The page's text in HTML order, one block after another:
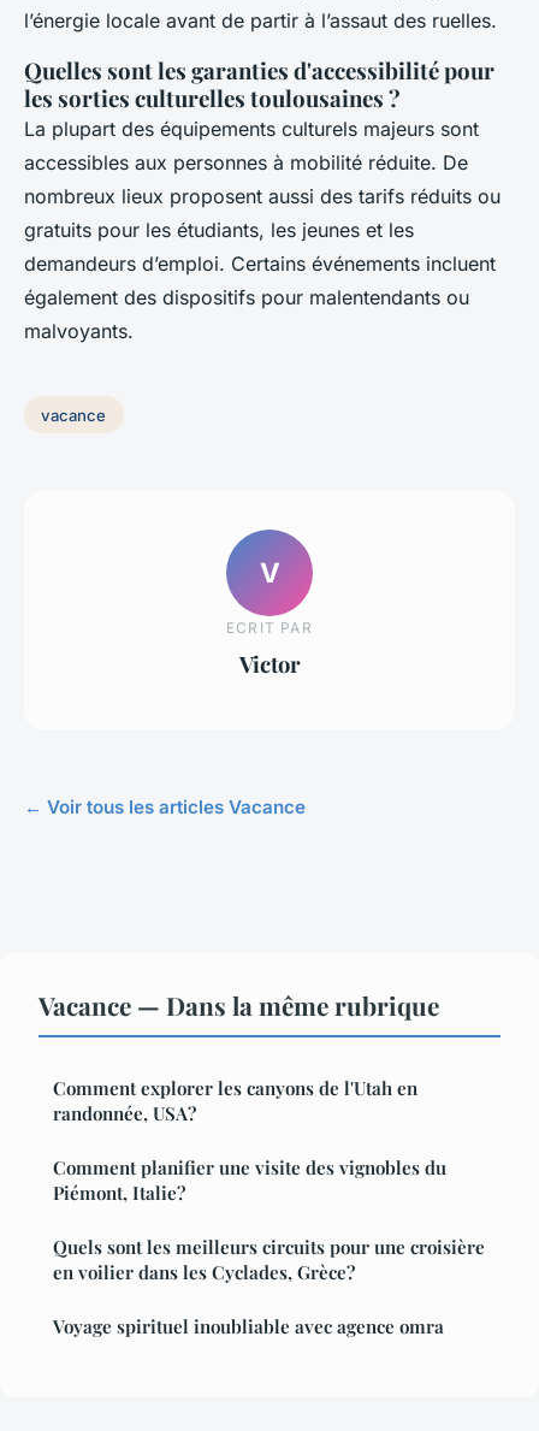
l’énergie locale avant de partir à l’assaut des ruelles.
Quelles sont les garanties d'accessibilité pour
les sorties culturelles toulousaines ?
La plupart des équipements culturels majeurs sont
accessibles aux personnes à mobilité réduite. De
nombreux lieux proposent aussi des tarifs réduits ou
gratuits pour les étudiants, les jeunes et les
demandeurs d’emploi. Certains événements incluent
également des dispositifs pour malentendants ou
malvoyants.
vacance
V
ECRIT PAR
Victor
← Voir tous les articles Vacance
Vacance — Dans la même rubrique
Comment explorer les canyons de l'Utah en
randonnée, USA?
Comment planifier une visite des vignobles du
Piémont, Italie?
Quels sont les meilleurs circuits pour une croisière
en voilier dans les Cyclades, Grèce?
Voyage spirituel inoubliable avec agence omra